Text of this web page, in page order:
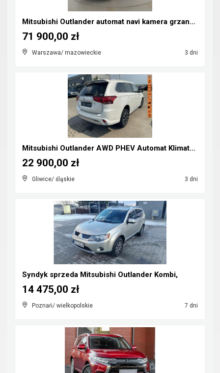
Mitsubishi Outlander automat navi kamera grzane fo...
Warszawa/ mazowieckie 3 dni
71 900,00 zł
Mitsubishi Outlander AWD PHEV Automat Klimatronik ...
Gliwice/ śląskie 3 dni
22 900,00 zł
Syndyk sprzeda Mitsubishi Outlander Kombi,
Poznań/ wielkopolskie 7 dni
14 475,00 zł